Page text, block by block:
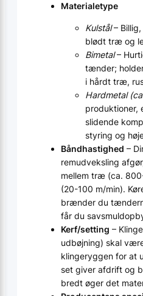
Materialetype
Kulstål–
blødt træ og
Bimetal–
tænder;
i hårdt træ,
Hardmetal
produktioner,
slidende
styring og
Båndhastighed –
remudveksling
mellem træ (ca.
(20-100 m/min).
brænder du
får du
Kerf/setting –
udbøjning) skal
klingeryggen for at
set giver afdrift og
bredt øger det